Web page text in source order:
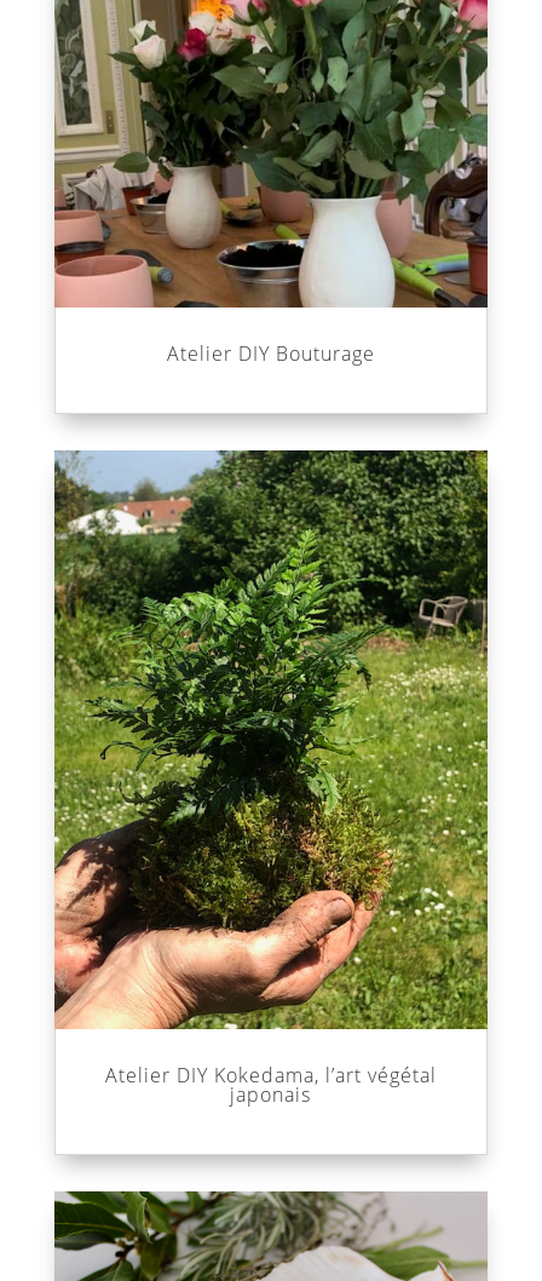
Atelier DIY Bouturage
Atelier DIY Kokedama, l’art végétal
japonais